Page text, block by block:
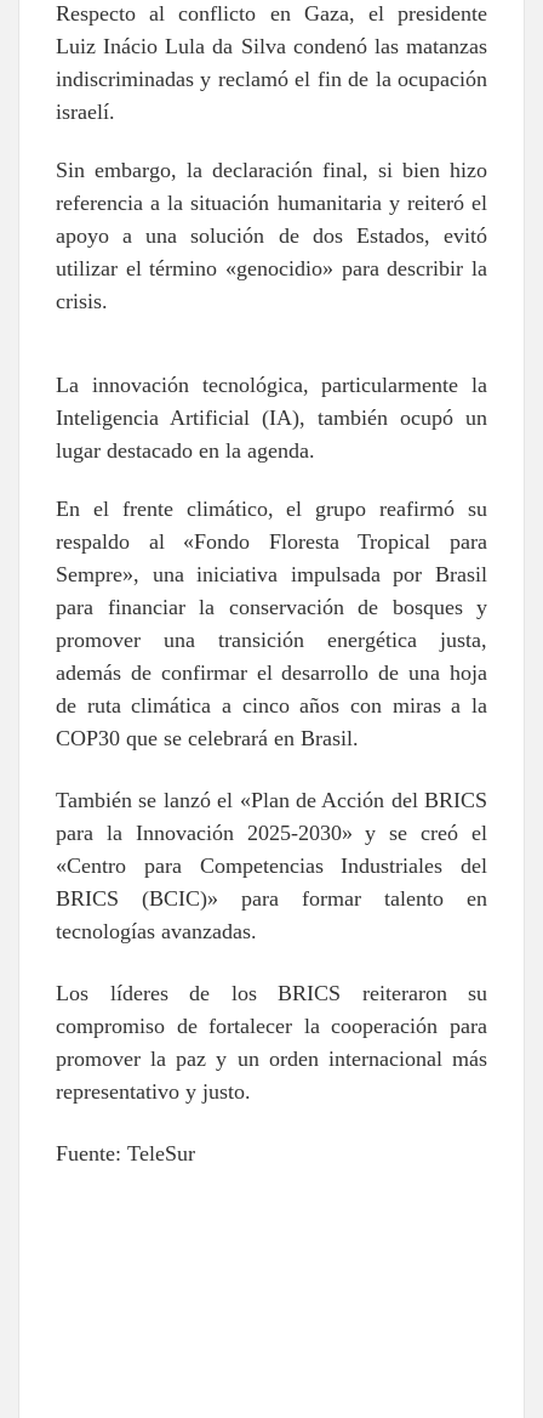
Respecto al conflicto en Gaza, el presidente
Luiz Inácio Lula da Silva condenó las matanzas
indiscriminadas y reclamó el fin de la ocupación
israelí.
Sin embargo, la declaración final, si bien hizo
referencia a la situación humanitaria y reiteró el
apoyo a una solución de dos Estados, evitó
utilizar el término «genocidio» para describir la
crisis.
La innovación tecnológica, particularmente la
Inteligencia Artificial (IA), también ocupó un
lugar destacado en la agenda.
En el frente climático, el grupo reafirmó su
respaldo al «Fondo Floresta Tropical para
Sempre», una iniciativa impulsada por Brasil
para financiar la conservación de bosques y
promover una transición energética justa,
además de confirmar el desarrollo de una hoja
de ruta climática a cinco años con miras a la
COP30 que se celebrará en Brasil.
También se lanzó el «Plan de Acción del BRICS
para la Innovación 2025-2030» y se creó el
«Centro para Competencias Industriales del
BRICS (BCIC)» para formar talento en
tecnologías avanzadas.
Los líderes de los BRICS reiteraron su
compromiso de fortalecer la cooperación para
promover la paz y un orden internacional más
representativo y justo.
Fuente: TeleSur